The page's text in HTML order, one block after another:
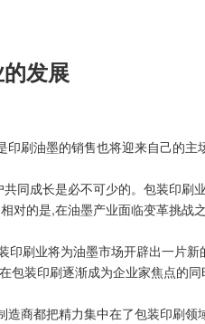
发展
刷油墨的销售也将迎来自己的主
同成长是必不可少的。包装印刷
对的是,在油墨产业面临变革挑战
刷业将为油墨市场开辟出一片新
装印刷逐渐成为企业家焦点的
商都把精力集中在了包装印刷领